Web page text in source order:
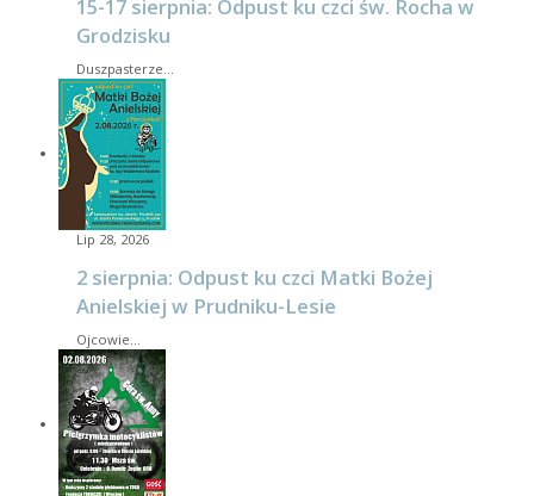
15-17 sierpnia: Odpust ku czci św. Rocha w
Grodzisku
Duszpasterze…
Lip 28, 2026
2 sierpnia: Odpust ku czci Matki Bożej
Anielskiej w Prudniku-Lesie
Ojcowie…